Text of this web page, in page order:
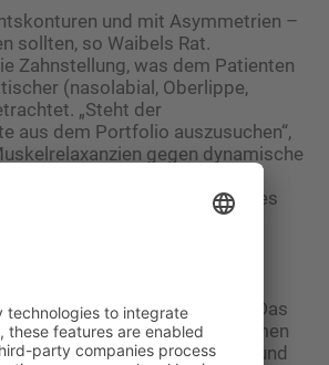
und mit Asymmetrien –
sollten, so Waibels Rat.
Zahnstellung, was dem Patienten
(nasolabial, Oberlippe,
„Steht der
aus dem Portfolio auszusuchen“,
gegen ­dynamische
und Falten auffüllen, sowie
Und dann gibt es
– die natürliche
aktiver Poly-L-
und -
Elastin führen. „In Studien
betonte Waibel. „Das
Die Verbesserungen nehmen
bevor die PLLA zerfällt und